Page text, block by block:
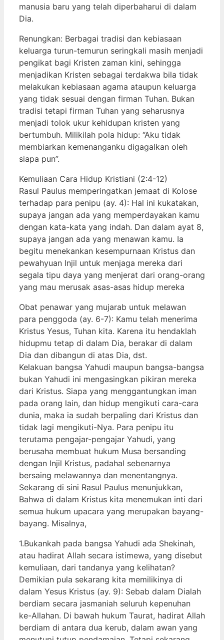
manusia baru yang telah diperbaharui di dalam
Dia.
Renungkan: Berbagai tradisi dan kebiasaan
keluarga turun-temurun seringkali masih menjadi
pengikat bagi Kristen zaman kini, sehingga
menjadikan Kristen sebagai terdakwa bila tidak
melakukan kebiasaan agama ataupun keluarga
yang tidak sesuai dengan firman Tuhan. Bukan
tradisi tetapi firman Tuhan yang seharusnya
menjadi tolok ukur kehidupan kristen yang
bertumbuh. Milikilah pola hidup: “Aku tidak
membiarkan kemenanganku digagalkan oleh
siapa pun”.
Kemuliaan Cara Hidup Kristiani (2:4-12)
Rasul Paulus memperingatkan jemaat di Kolose
terhadap para penipu (ay. 4): Hal ini kukatakan,
supaya jangan ada yang memperdayakan kamu
dengan kata-kata yang indah. Dan dalam ayat 8,
supaya jangan ada yang menawan kamu. Ia
begitu menekankan kesempurnaan Kristus dan
pewahyuan Injil untuk menjaga mereka dari
segala tipu daya yang menjerat dari orang-orang
yang mau merusak asas-asas hidup mereka
Obat penawar yang mujarab untuk melawan
para penggoda (ay. 6-7): Kamu telah menerima
Kristus Yesus, Tuhan kita. Karena itu hendaklah
hidupmu tetap di dalam Dia, berakar di dalam
Dia dan dibangun di atas Dia, dst.
Kelakuan bangsa Yahudi maupun bangsa-bangsa
bukan Yahudi ini mengasingkan pikiran mereka
dari Kristus. Siapa yang menggantungkan iman
pada orang lain, dan hidup mengikuti cara-cara
dunia, maka ia sudah berpaling dari Kristus dan
tidak lagi mengikuti-Nya. Para penipu itu
terutama pengajar-pengajar Yahudi, yang
berusaha membuat hukum Musa bersanding
dengan Injil Kristus, padahal sebenarnya
bersaing melawannya dan menentangnya.
Sekarang di sini Rasul Paulus menunjukkan,
Bahwa di dalam Kristus kita menemukan inti dari
semua hukum upacara yang merupakan bayang-
bayang. Misalnya,
1.Bukankah pada bangsa Yahudi ada Shekinah,
atau hadirat Allah secara istimewa, yang disebut
kemuliaan, dari tandanya yang kelihatan?
Demikian pula sekarang kita memilikinya di
dalam Yesus Kristus (ay. 9): Sebab dalam Dialah
berdiam secara jasmaniah seluruh kepenuhan
ke-Allahan. Di bawah hukum Taurat, hadirat Allah
berdiam di antara dua kerub, dalam awan yang